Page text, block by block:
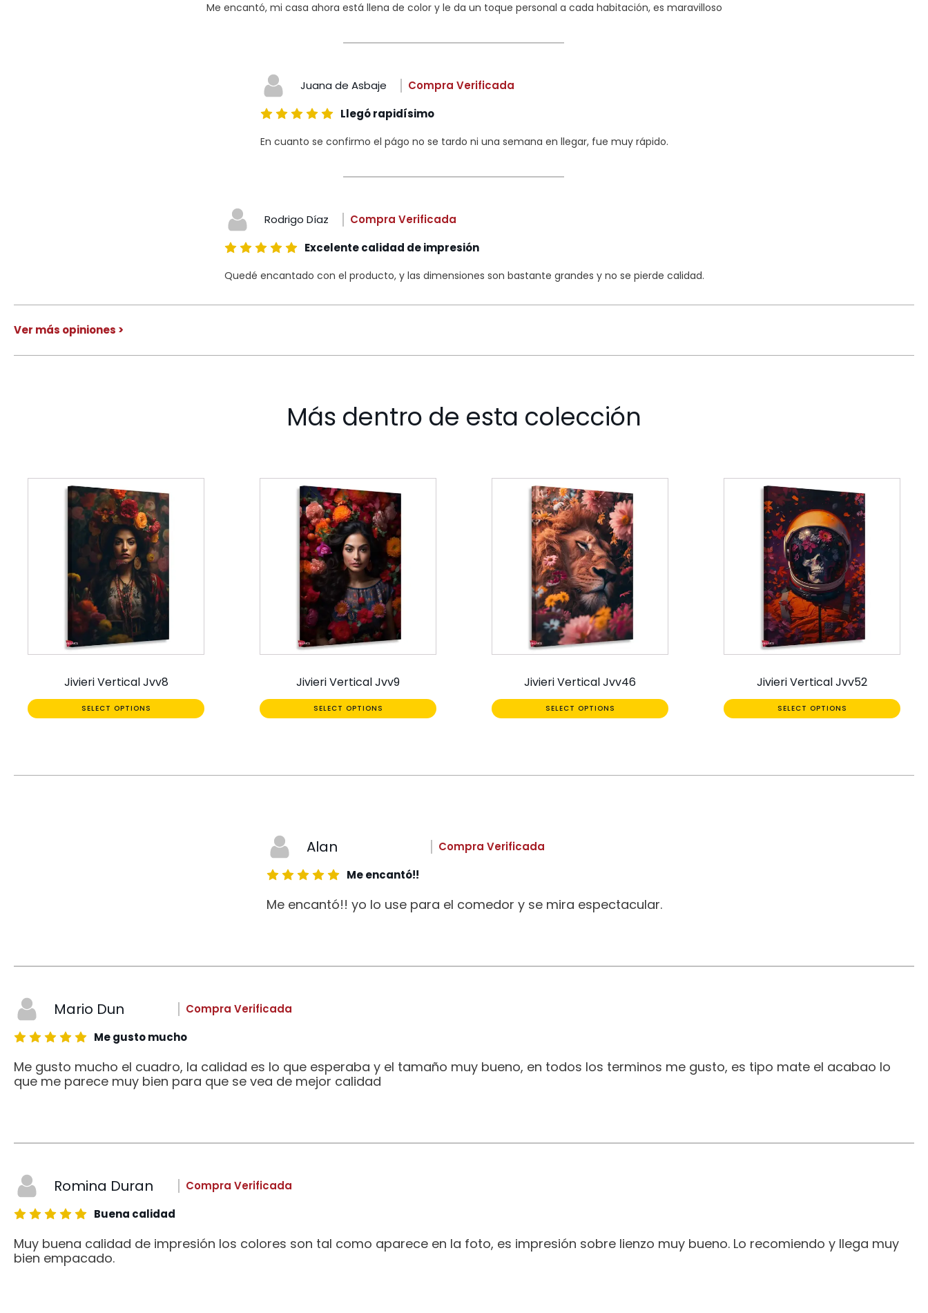
Me encantó, mi casa ahora está llena de color y le da un toque personal a cada habitación, es maravilloso
Juana de Asbaje
Compra Verificada
Llegó rapidísimo
En cuanto se confirmo el págo no se tardo ni una semana en llegar, fue muy rápido.
Rodrigo Díaz
Compra Verificada
Excelente calidad de impresión
Quedé encantado con el producto, y las dimensiones son bastante grandes y no se pierde calidad.
Ver más opiniones >
Más dentro de esta colección
Jivieri Vertical Jvv8
SELECT OPTIONS
Jivieri Vertical Jvv9
SELECT OPTIONS
Jivieri Vertical Jvv46
SELECT OPTIONS
Jivieri Vertical Jvv52
SELECT OPTIONS
Alan
Compra Verificada
Me encantó!!
Me encantó!! yo lo use para el comedor y se mira espectacular.
Mario Dun
Compra Verificada
Me gusto mucho
Me gusto mucho el cuadro, la calidad es lo que esperaba y el tamaño muy bueno, en todos los terminos me gusto, es tipo mate el acabao lo
que me parece muy bien para que se vea de mejor calidad
Romina Duran
Compra Verificada
Buena calidad
Muy buena calidad de impresión los colores son tal como aparece en la foto, es impresión sobre lienzo muy bueno. Lo recomiendo y llega muy
bien empacado.